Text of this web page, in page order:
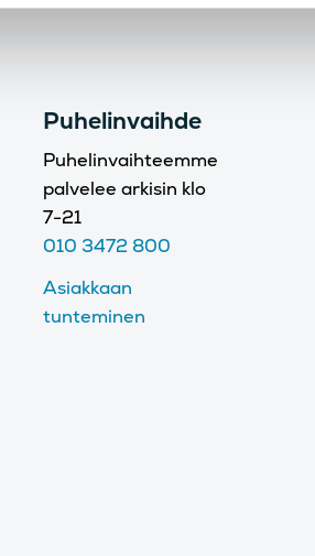
Puhelinvaihde
Puhelinvaihteemme
palvelee arkisin klo
7-21
010 3472 800
Asiakkaan
tunteminen